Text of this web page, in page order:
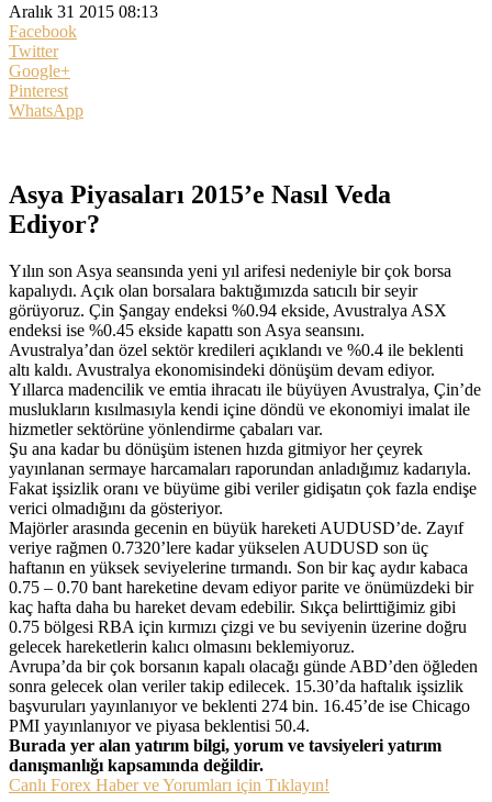
Aralık 31 2015 08:13
Facebook
Twitter
Google+
Pinterest
WhatsApp
Asya Piyasaları 2015’e Nasıl Veda
Ediyor?
Yılın son Asya seansında yeni yıl arifesi nedeniyle bir çok borsa
kapalıydı. Açık olan borsalara baktığımızda satıcılı bir seyir
görüyoruz. Çin Şangay endeksi %0.94 ekside, Avustralya ASX
endeksi ise %0.45 ekside kapattı son Asya seansını.
Avustralya’dan özel sektör kredileri açıklandı ve %0.4 ile beklenti
altı kaldı. Avustralya ekonomisindeki dönüşüm devam ediyor.
Yıllarca madencilik ve emtia ihracatı ile büyüyen Avustralya, Çin’de
muslukların kısılmasıyla kendi içine döndü ve ekonomiyi imalat ile
hizmetler sektörüne yönlendirme çabaları var.
Şu ana kadar bu dönüşüm istenen hızda gitmiyor her çeyrek
yayınlanan sermaye harcamaları raporundan anladığımız kadarıyla.
Fakat işsizlik oranı ve büyüme gibi veriler gidişatın çok fazla endişe
verici olmadığını da gösteriyor.
Majörler arasında gecenin en büyük hareketi AUDUSD’de. Zayıf
veriye rağmen 0.7320’lere kadar yükselen AUDUSD son üç
haftanın en yüksek seviyelerine tırmandı. Son bir kaç aydır kabaca
0.75 – 0.70 bant hareketine devam ediyor parite ve önümüzdeki bir
kaç hafta daha bu hareket devam edebilir. Sıkça belirttiğimiz gibi
0.75 bölgesi RBA için kırmızı çizgi ve bu seviyenin üzerine doğru
gelecek hareketlerin kalıcı olmasını beklemiyoruz.
Avrupa’da bir çok borsanın kapalı olacağı günde ABD’den öğleden
sonra gelecek olan veriler takip edilecek. 15.30’da haftalık işsizlik
başvuruları yayınlanıyor ve beklenti 274 bin. 16.45’de ise Chicago
PMI yayınlanıyor ve piyasa beklentisi 50.4.
Burada yer alan yatırım bilgi, yorum ve tavsiyeleri yatırım
danışmanlığı kapsamında değildir.
Canlı Forex Haber ve Yorumları için Tıklayın!